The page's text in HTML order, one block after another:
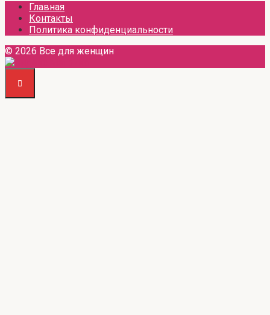
Главная
Контакты
Политика конфиденциальности
© 2026 Все для женщин